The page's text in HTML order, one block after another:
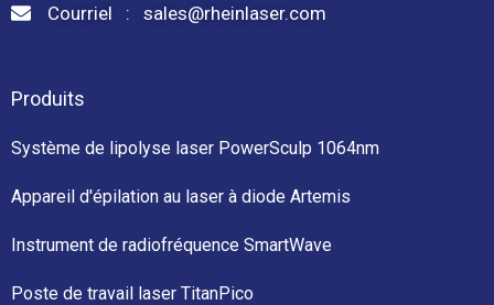
Courriel : sales@rheinlaser.com
Produits
Système de lipolyse laser PowerSculp 1064nm
Appareil d'épilation au laser à diode Artemis
Instrument de radiofréquence SmartWave
Poste de travail laser TitanPico